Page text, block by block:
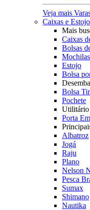
Veja mais
Caixas e
Mais
Caixas
Bolsas
Estojo
Bolsa
Bolsa
Pochete
Utilitário
Porta
Albatroz
Jogá
Raju
Plano
Nelson
Pesca
Sumax
Shimano
Nautika